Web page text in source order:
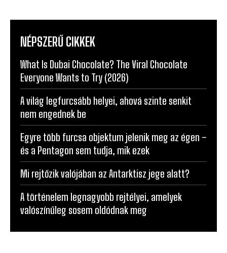
NÉPSZERŰ CIKKEK
What Is Dubai Chocolate? The Viral Chocolate
Everyone Wants to Try (2026)
A világ legfurcsább helyei, ahová szinte senkit
nem engednek be
Egyre több furcsa objektum jelenik meg az égen –
és a Pentagon sem tudja, mik ezek
Mi rejtőzik valójában az Antarktisz jege alatt?
A történelem legnagyobb rejtélyei, amelyek
valószínűleg sosem oldódnak meg